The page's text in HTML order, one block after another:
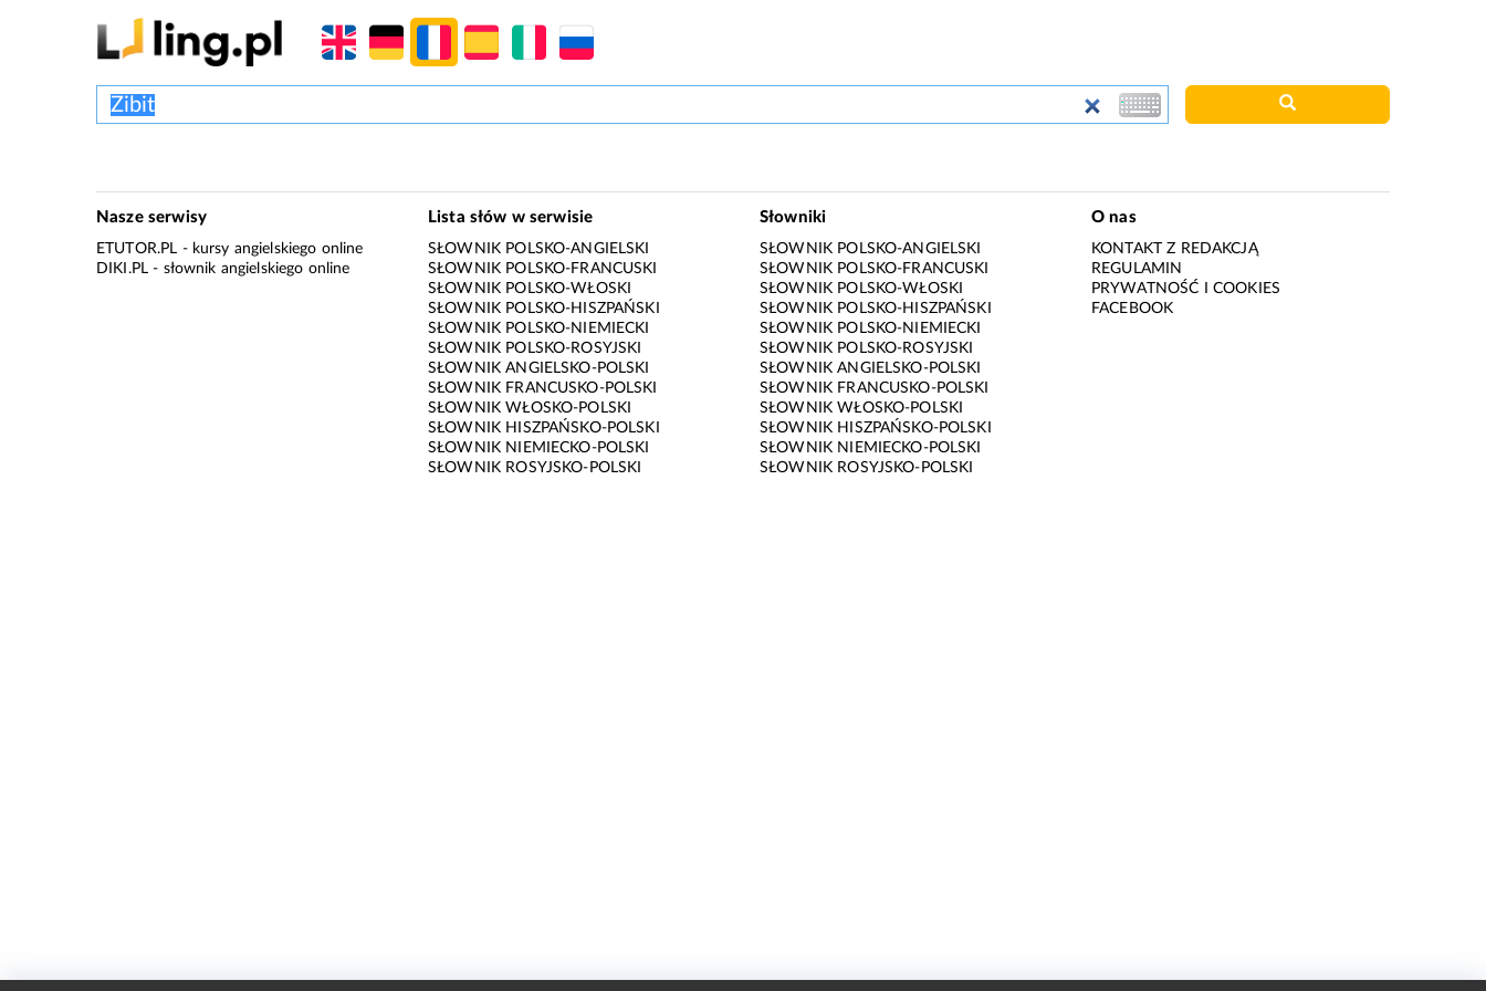
Nasze serwisy
ETUTOR.PL - kursy angielskiego online
DIKI.PL - słownik angielskiego online
Lista słów w serwisie
SŁOWNIK POLSKO-ANGIELSKI
SŁOWNIK POLSKO-FRANCUSKI
SŁOWNIK POLSKO-WŁOSKI
SŁOWNIK POLSKO-HISZPAŃSKI
SŁOWNIK POLSKO-NIEMIECKI
SŁOWNIK POLSKO-ROSYJSKI
SŁOWNIK ANGIELSKO-POLSKI
SŁOWNIK FRANCUSKO-POLSKI
SŁOWNIK WŁOSKO-POLSKI
SŁOWNIK HISZPAŃSKO-POLSKI
SŁOWNIK NIEMIECKO-POLSKI
SŁOWNIK ROSYJSKO-POLSKI
Słowniki
SŁOWNIK POLSKO-ANGIELSKI
SŁOWNIK POLSKO-FRANCUSKI
SŁOWNIK POLSKO-WŁOSKI
SŁOWNIK POLSKO-HISZPAŃSKI
SŁOWNIK POLSKO-NIEMIECKI
SŁOWNIK POLSKO-ROSYJSKI
SŁOWNIK ANGIELSKO-POLSKI
SŁOWNIK FRANCUSKO-POLSKI
SŁOWNIK WŁOSKO-POLSKI
SŁOWNIK HISZPAŃSKO-POLSKI
SŁOWNIK NIEMIECKO-POLSKI
SŁOWNIK ROSYJSKO-POLSKI
O nas
KONTAKT Z REDAKCJĄ
REGULAMIN
PRYWATNOŚĆ I COOKIES
FACEBOOK